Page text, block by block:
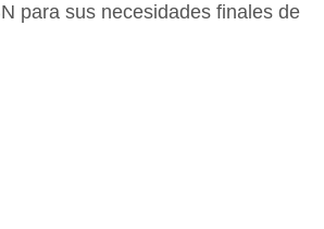
para sus necesidades finales de